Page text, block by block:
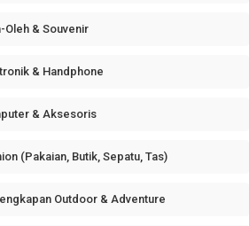
& Souvenir
& Handphone
& Aksesoris
(Pakaian, Butik, Sepatu, Tas)
Outdoor & Adventure